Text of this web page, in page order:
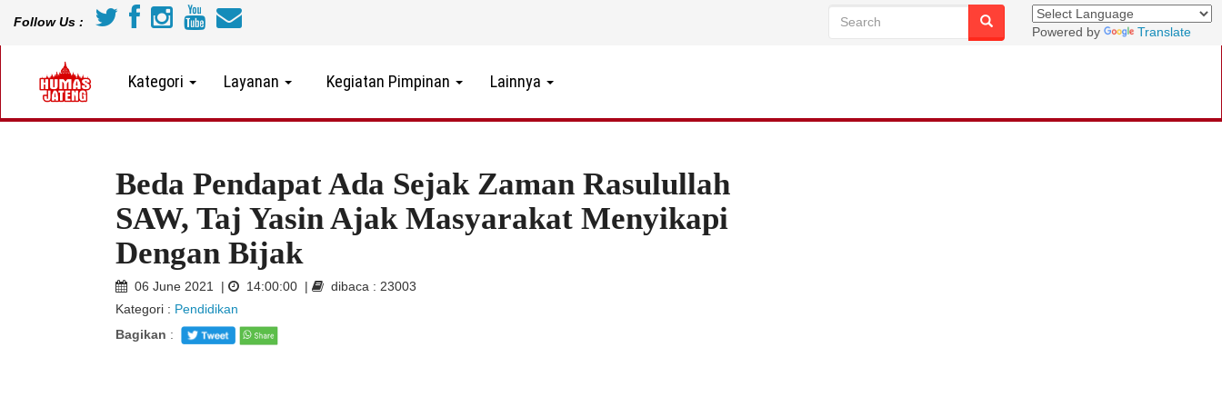
Follow Us :
Powered by Translate
Kategori Layanan Kegiatan Pimpinan Lainnya
Beda Pendapat Ada Sejak Zaman Rasulullah
SAW, Taj Yasin Ajak Masyarakat Menyikapi
Dengan Bijak
06 June 2021 | 14:00:00 |
dibaca : 23003
Kategori : Pendidikan
Bagikan :